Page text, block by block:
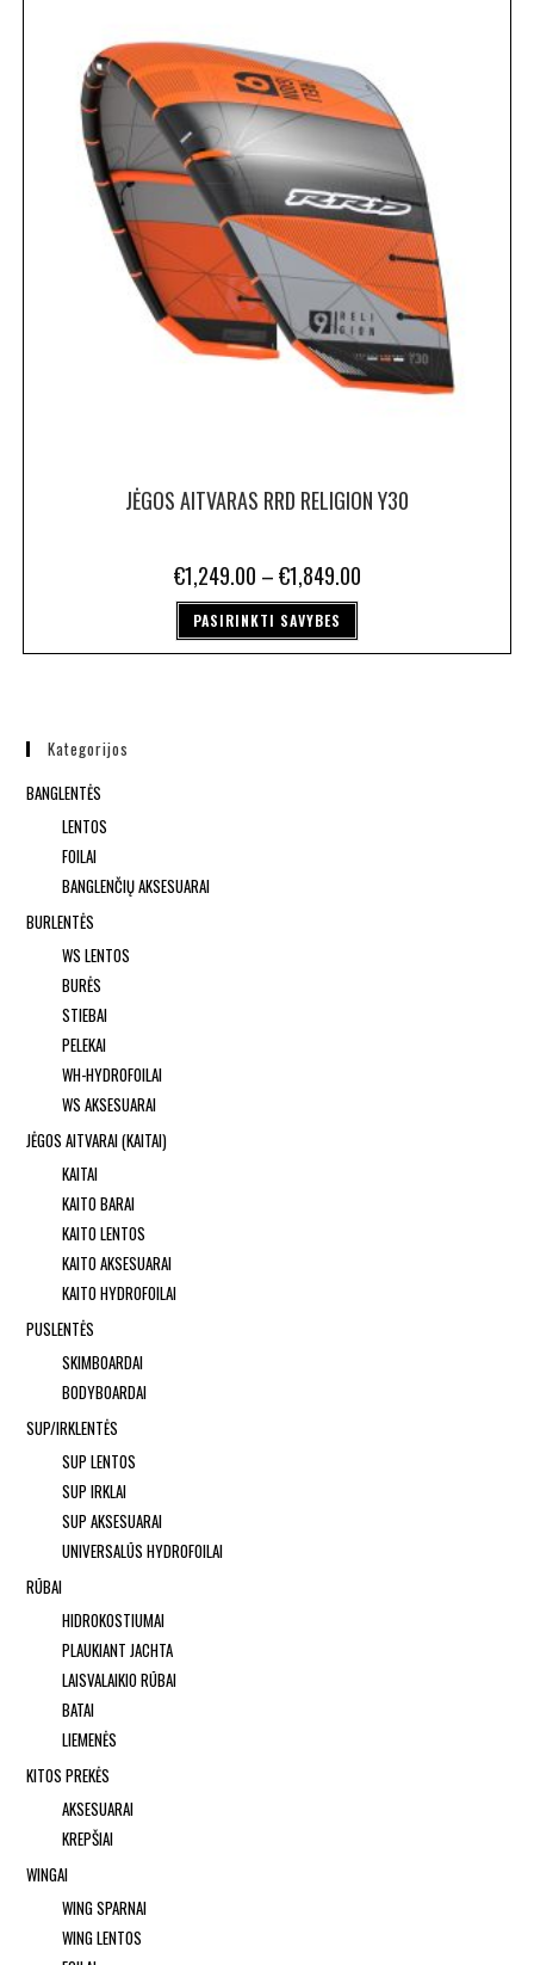
JĖGOS AITVARAS RRD RELIGION Y30
€1,249.00 –€1,849.00
PASIRINKTI SAVYBES
Kategorijos
BANGLENTĖS
LENTOS
FOILAI
BANGLENČIŲ AKSESUARAI
BURLENTĖS
WS LENTOS
BURĖS
STIEBAI
PELEKAI
WH-HYDROFOILAI
WS AKSESUARAI
JĖGOS AITVARAI (KAITAI)
KAITAI
KAITO BARAI
KAITO LENTOS
KAITO AKSESUARAI
KAITO HYDROFOILAI
PUSLENTĖS
SKIMBOARDAI
BODYBOARDAI
SUP/IRKLENTĖS
SUP LENTOS
SUP IRKLAI
SUP AKSESUARAI
UNIVERSALŪS HYDROFOILAI
RŪBAI
HIDROKOSTIUMAI
PLAUKIANT JACHTA
LAISVALAIKIO RŪBAI
BATAI
LIEMENĖS
KITOS PREKĖS
AKSESUARAI
KREPŠIAI
WINGAI
WING SPARNAI
WING LENTOS